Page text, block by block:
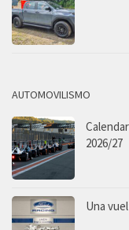
AUTOMOVILISMO
2026/27
Una